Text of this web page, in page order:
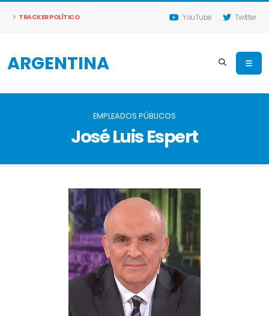
TRACKER POLÍTICO YouTube Twitter
ARGENTINA
EMPLEADOS PÚBLICOS
José Luis Espert